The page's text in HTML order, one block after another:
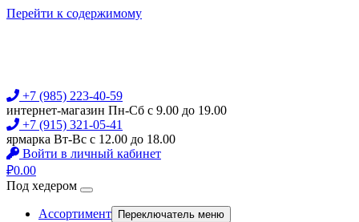
Перейти к содержимому
+7 (985) 223-40-59
интернет-магазин Пн-Сб с 9.00 до 19.00
+7 (915) 321-05-41
ярмарка Вт-Вс с 12.00 до 18.00
Войти в личный кабинет
₽0.00
Под хедером
Ассортимент Переключатель меню